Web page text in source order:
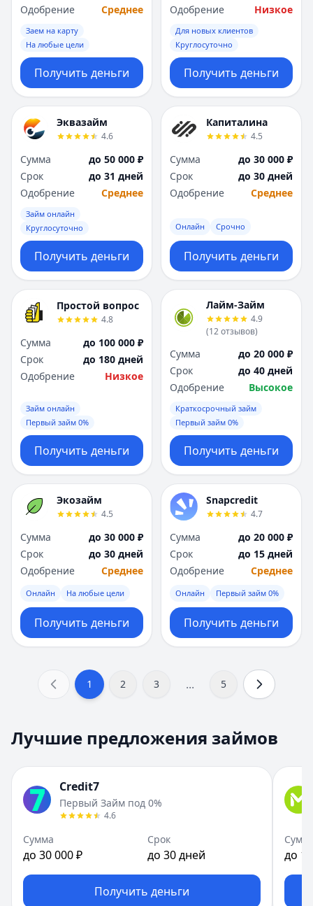
Одобрение
Среднее
Заем на карту
На любые цели
Получить деньги
Одобрение
Низкое
Для новых клиентов
Круглосуточно
Получить деньги
Эквазайм
4.6
Сумма
до 50 000 ₽
Срок
до 31 дней
Одобрение
Среднее
Займ онлайн
Круглосуточно
Получить деньги
Капиталина
4.5
Сумма
до 30 000 ₽
Срок
до 30 дней
Одобрение
Среднее
Онлайн Срочно
Получить деньги
Простой вопрос
4.8
Сумма
до 100 000 ₽
Срок
до 180 дней
Одобрение
Низкое
Займ онлайн
Первый займ 0%
Получить деньги
Лайм-Займ
4.9
(12отзывов)
Сумма
до 20 000 ₽
Срок
до 40 дней
Одобрение
Высокое
Краткосрочный займ
Первый займ 0%
Получить деньги
Экозайм
4.5
Сумма
до 30 000 ₽
Срок
до 30 дней
Одобрение
Среднее
Онлайн На любые цели
Получить деньги
Snapcredit
4.7
Сумма
до 20 000 ₽
Срок
до 15 дней
Одобрение
Среднее
Онлайн Первый займ 0%
Получить деньги
1 2 3 ... 5
Лучшие предложения займов
Credit7
Первый Займ под 0%
4.6
Сумма
до 30 000 ₽
Срок
до 30 дней
Получить деньги
до